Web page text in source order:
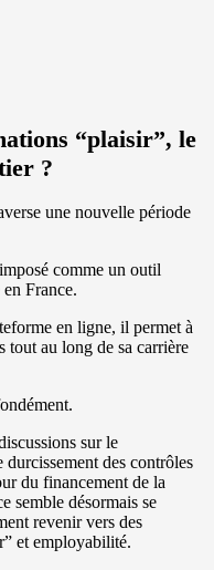
“plaisir”, le
?
une nouvelle période
imposé comme un outil
France.
en ligne, il permet à
tout au long de sa carrière
sur le
durcissement des contrôles
du financement de la
semble désormais se
revenir vers des
et employabilité.